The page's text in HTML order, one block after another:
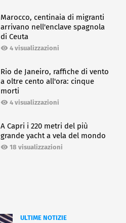
Marocco, centinaia di migranti
arrivano nell'enclave spagnola
di Ceuta
4 visualizzazioni
Rio de Janeiro, raffiche di vento
a oltre cento all'ora: cinque
morti
4 visualizzazioni
A Capri i 220 metri del più
grande yacht a vela del mondo
18 visualizzazioni
ULTIME NOTIZIE